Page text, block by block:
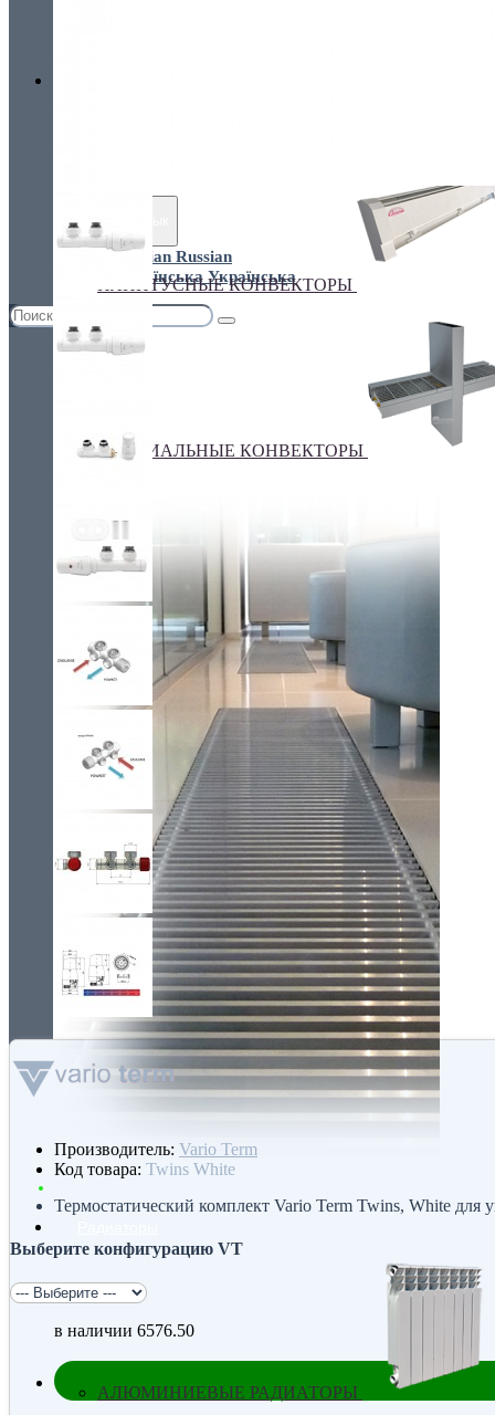
Russian
Українська
ПЛИНТУСНЫЕ КОНВЕКТОРЫ
СПЕЦИАЛЬНЫЕ КОНВЕКТОРЫ
АЛЮМИНИЕВЫЕ РАДИАТОРЫ
Производитель: Vario Term
Код товара: Twins White
Термостатический комплект Vario Term Twins, White для
Выберите конфигурацию VT
в наличии 6576.50